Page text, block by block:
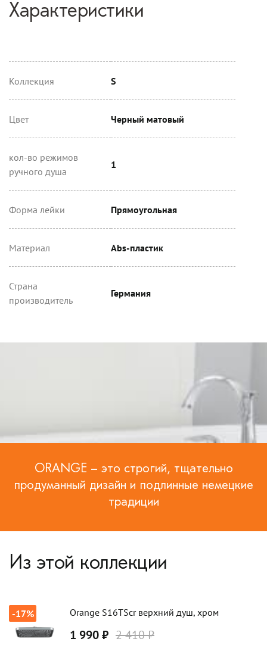
Характеристики
Коллекция S
Цвет Черный матовый
кол-во режимов
ручного душа
1
Форма лейки Прямоугольная
Материал Abs-пластик
Страна
производитель
Германия
ORANGE – это строгий, тщательно
продуманный дизайн и подлинные немецкие
традиции
Из этой коллекции
-17% Orange S16TScr верхний душ, хром
1 990 ₽ 2 410 ₽